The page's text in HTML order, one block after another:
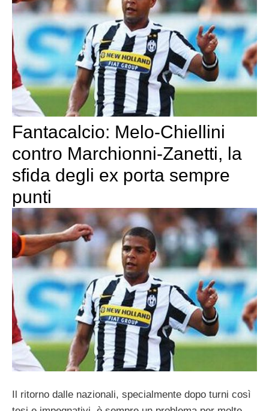
Fantacalcio: Melo-Chiellini
contro Marchionni-Zanetti, la
sfida degli ex porta sempre
punti
Il ritorno dalle nazionali, specialmente dopo turni così